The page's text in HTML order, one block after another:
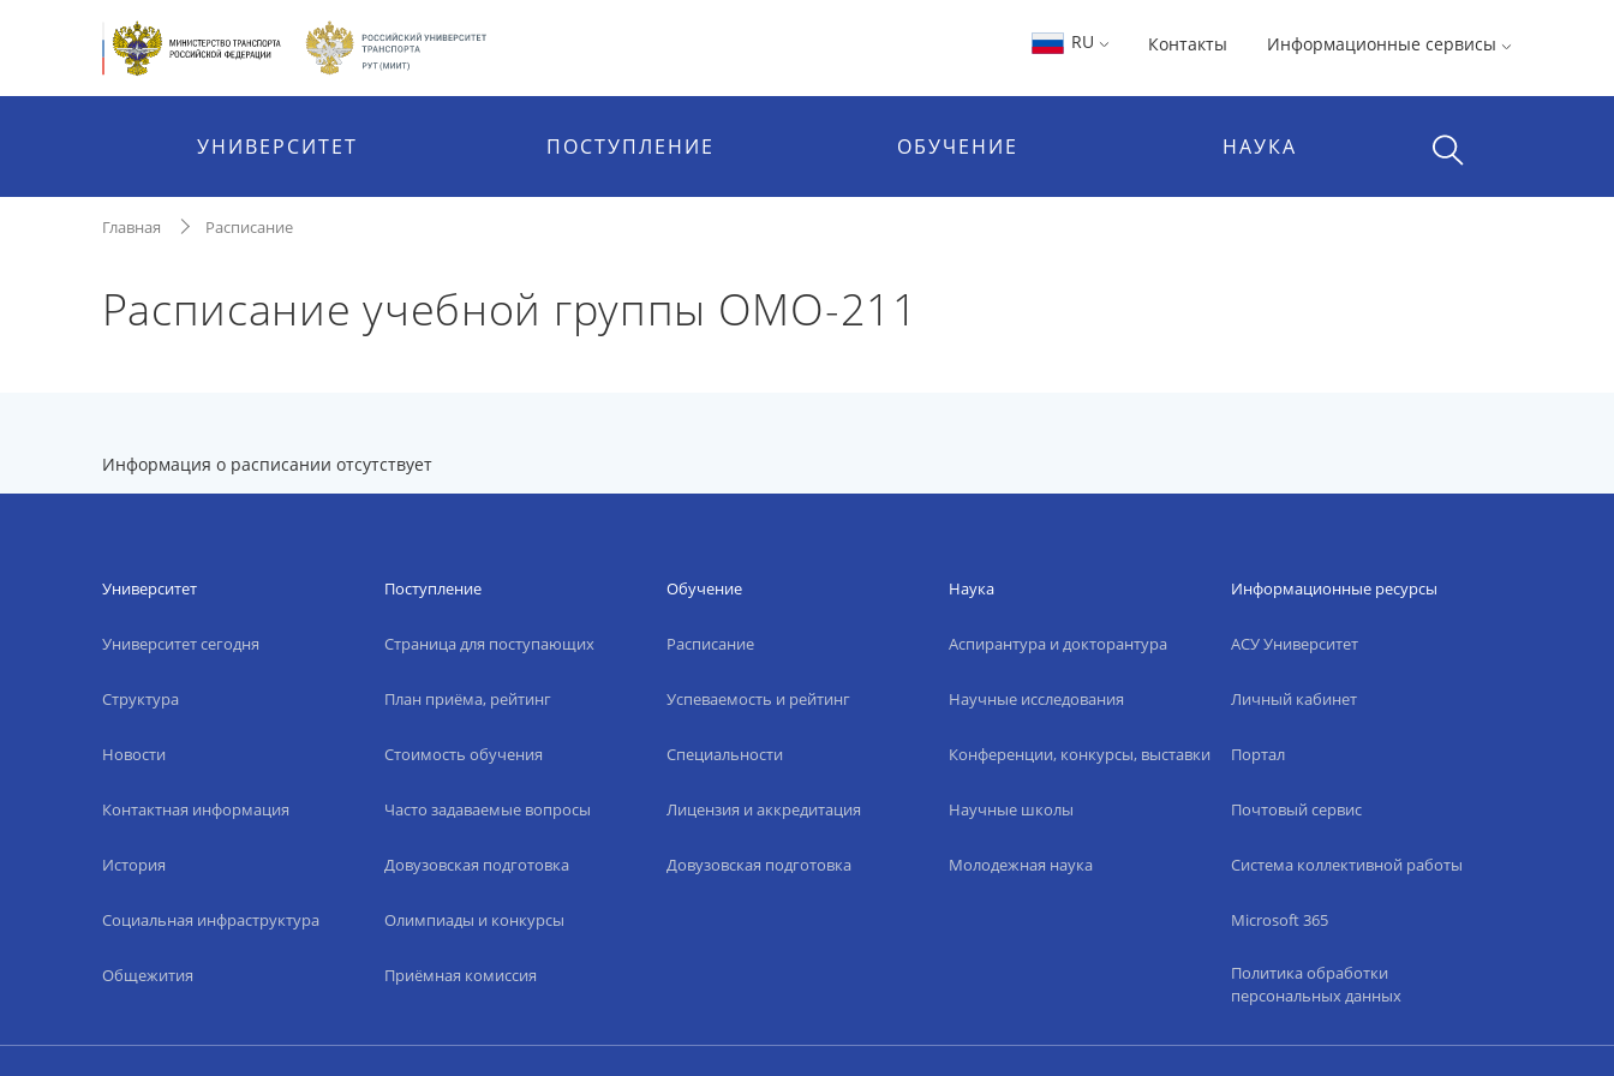
RU Контакты Информационные сервисы
УНИВЕРСИТЕТ ПОСТУПЛЕНИЕ ОБУЧЕНИЕ НАУКА
Главная Расписание
Расписание учебной группы ОМО-211
Информация о расписании отсутствует
Университет
Университет сегодня
Структура
Новости
Контактная информация
История
Социальная инфраструктура
Общежития
Поступление
Страница для поступающих
План приёма, рейтинг
Стоимость обучения
Часто задаваемые вопросы
Довузовская подготовка
Олимпиады и конкурсы
Приёмная комиссия
Обучение
Расписание
Успеваемость и рейтинг
Специальности
Лицензия и аккредитация
Довузовская подготовка
Наука
Аспирантура и докторантура
Научные исследования
Конференции, конкурсы, выставки
Научные школы
Молодежная наука
Информационные ресурсы
АСУ Университет
Личный кабинет
Портал
Почтовый сервис
Система коллективной работы
Microsoft 365
Политика обработки
персональных данных